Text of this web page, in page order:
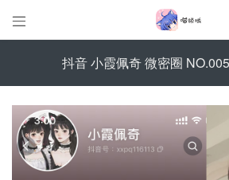

抖音 小霞佩奇 微密圈 NO.005